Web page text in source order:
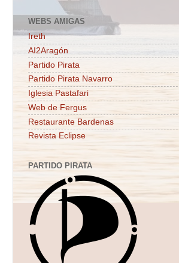
WEBS AMIGAS
Ireth
AI2Aragón
Partido Pirata
Partido Pirata Navarro
Iglesia Pastafari
Web de Fergus
Restaurante Bardenas
Revista Eclipse
PARTIDO PIRATA